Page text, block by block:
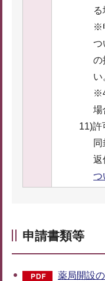
※
つ
の
い
場
11)許
同
返
つ
申請書類等
薬局開設